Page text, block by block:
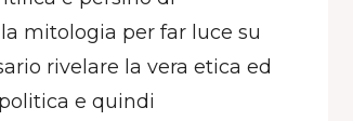
mitologia per far luce su
rivelare la vera etica ed
e quindi